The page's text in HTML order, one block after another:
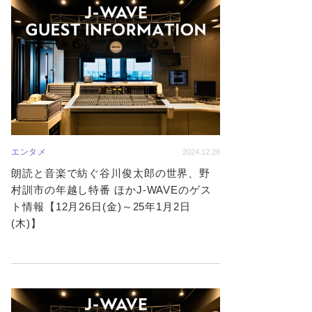
エンタメ 2024.12.26
朗読と音楽で紡ぐ谷川俊太郎の世界、野
村訓市の年越し特番 ほかJ-WAVEのゲス
ト情報【12月26日(金)～25年1月2日
(木)】